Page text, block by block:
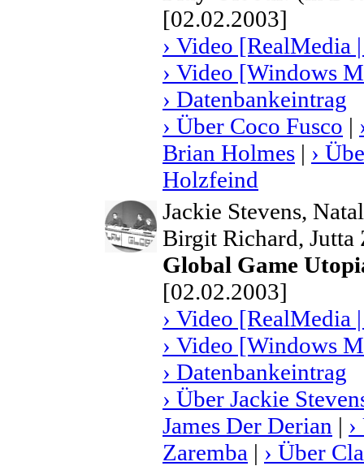
[02.02.2003]
› Video [RealMedia
› Video [Windows
› Datenbankeintrag
› Über Coco Fusco |
Brian Holmes | ›
Holzfeind
Jackie Stevens,
Birgit Richard, Jutta
Global Game
[02.02.2003]
› Video [RealMedia
› Video [Windows
› Datenbankeintrag
› Über Jackie
James Der Derian |
Zaremba | › Über